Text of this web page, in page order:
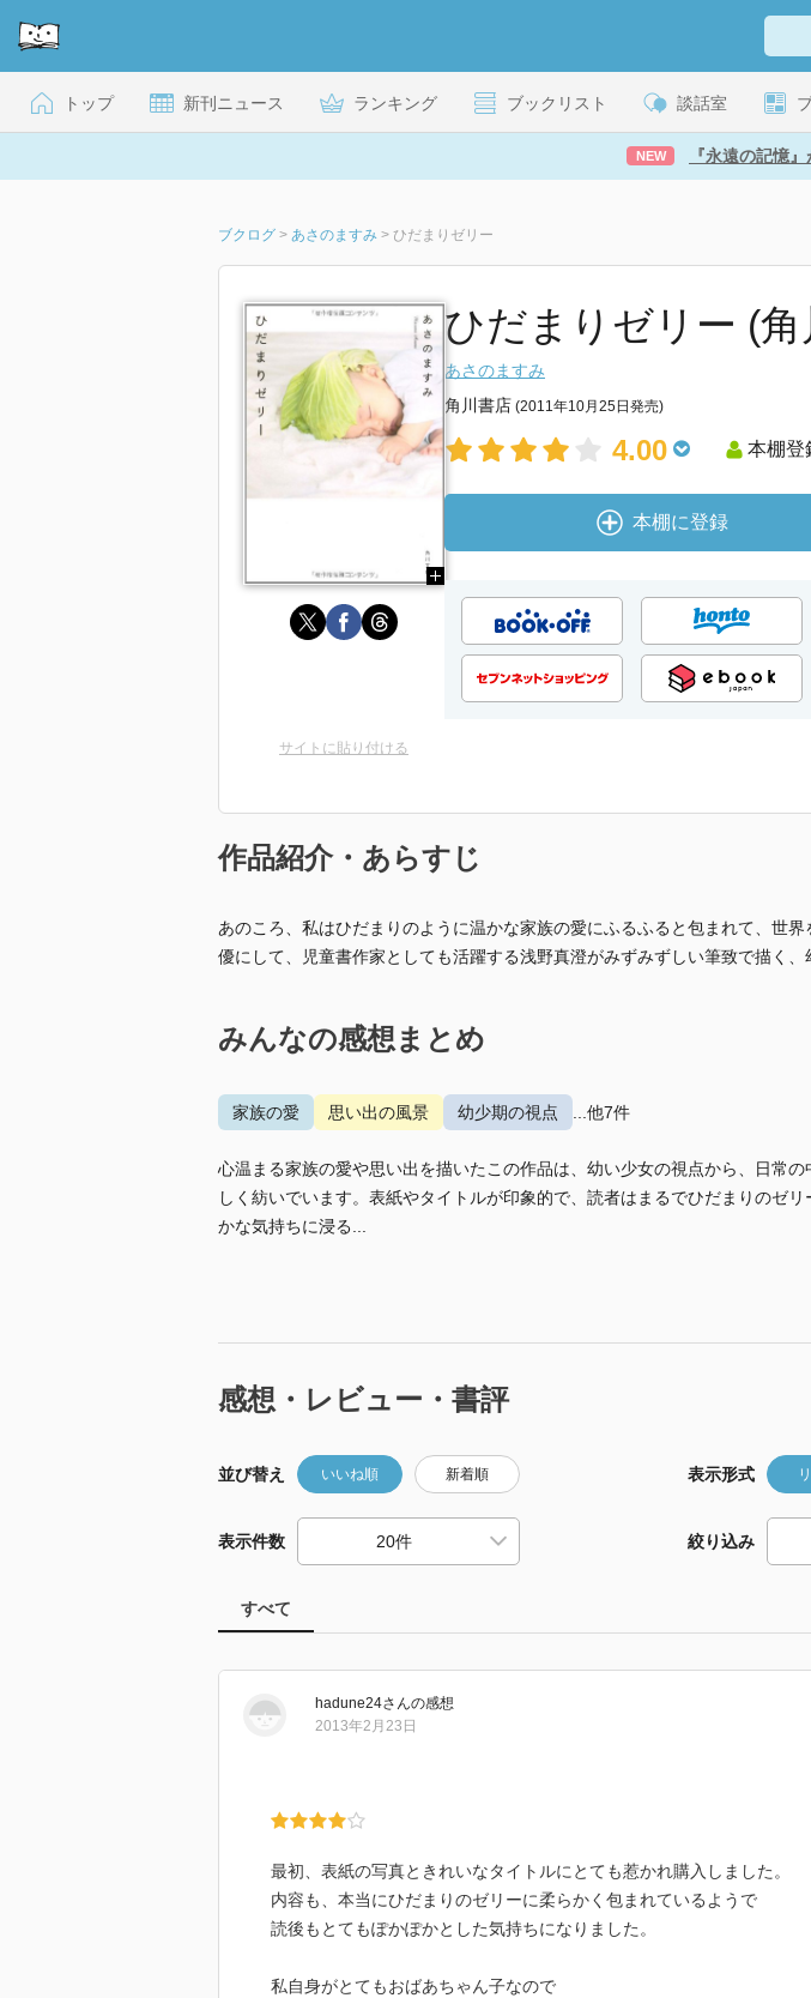
トップ 新刊ニュース ランキング ブックリスト 談話室
NEW 『永遠の記憶
ブクログ > あさのますみ > ひだまりゼリー
ひだまりゼリー (角
あさのますみ
角川書店 (2011年10月25日発売)
4.00 本棚登
本棚に登録
サイトに貼り付ける
作品紹介・あらすじ
あのころ、私はひだまりのように温かな家族の愛にふるふると包まれて、世
優にして、児童書作家としても活躍する浅野真澄がみずみずしい筆致で描く、
みんなの感想まとめ
家族の愛 思い出の風景 幼少期の視点 ...他7件
心温まる家族の愛や思い出を描いたこの作品は、幼い少女の視点から、日常
しく紡いでいます。表紙やタイトルが印象的で、読者はまるでひだまりのゼ
かな気持ちに浸る...
感想・レビュー・書評
並び替え いいね順 新着順 表示形式
表示件数 絞り込み
すべて
hadune24さんの感想
2013年2月23日
最初、表紙の写真ときれいなタイトルにとても惹かれ購入しました。
内容も、本当にひだまりのゼリーに柔らかく包まれているようで
読後もとてもぽかぽかとした気持ちになりました。
私自身がとてもおばあちゃん子なので